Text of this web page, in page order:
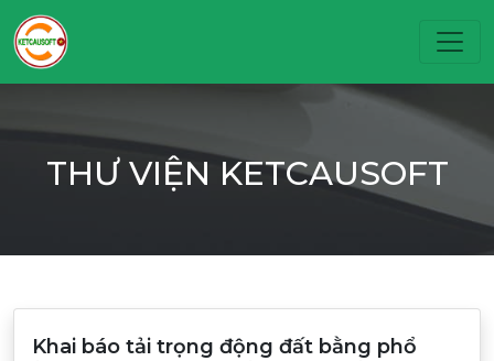
THƯ VIỆN KETCAUSOFT
Khai báo tải trọng động đất bằng phổ